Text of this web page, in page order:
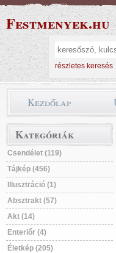
Festmenyek.hu
részletes keresés
Kezdőlap
Kategóriák
Csendélet (119)
Tájkép (456)
Illusztráció (1)
Absztrakt (57)
Akt (14)
Enteriőr (4)
Életkép (205)